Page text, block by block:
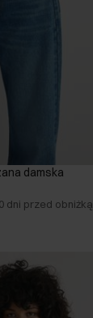
damska
dni przed obniżką